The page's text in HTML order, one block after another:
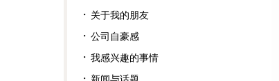
关于我的朋友
公司自豪感
我感兴趣的事情
新闻与话题